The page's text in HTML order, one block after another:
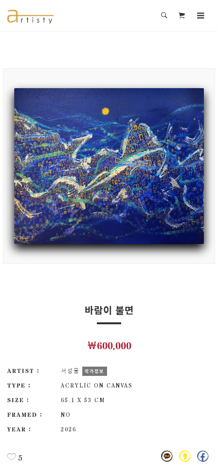
바람이 불면
￦600,000
ARTIST : 서성용 작가정보
TYPE :
ACRYLIC ON CANVAS
SIZE :
65.1 X 53 CM
FRAMED :
NO
YEAR :
2026
5